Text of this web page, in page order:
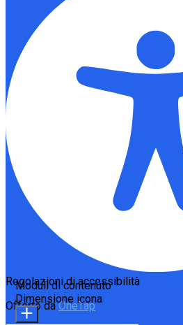
Regolazioni di accessibilità
Offerto daOneTap
Moduli di contenuto
Dimensione icona